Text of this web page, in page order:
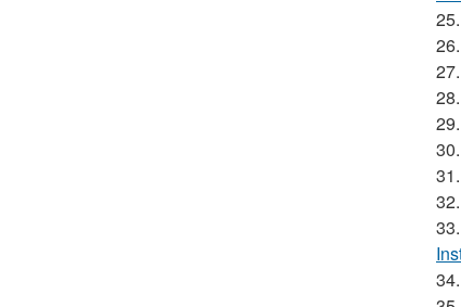
25.
26.
27.
28.
29.
30.
31.
32.
33.
34.